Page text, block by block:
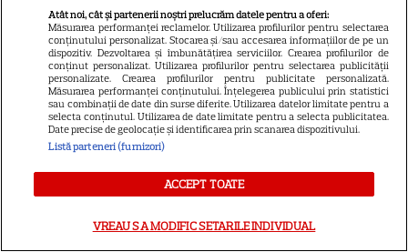
Abonamente
Publicitate
Termeni și condiții
Despre cookies
Politica de confidenţialitate
Atât noi, cât și partenerii noștri prelucrăm datele pentru a oferi:
Măsurarea performanței reclamelor. Utilizarea profilurilor pentru selectarea
conținutului personalizat. Stocarea și/sau accesarea informațiilor de pe un
dispozitiv. Dezvoltarea și îmbunătățirea serviciilor. Crearea profilurilor de
conținut personalizat. Utilizarea profilurilor pentru selectarea publicității
personalizate. Crearea profilurilor pentru publicitate personalizată.
Măsurarea performanței conținutului. Înțelegerea publicului prin statistici
sau combinații de date din surse diferite. Utilizarea datelor limitate pentru a
selecta conținutul. Utilizarea de date limitate pentru a selecta publicitatea.
Date precise de geolocație și identificarea prin scanarea dispozitivului.
Listă parteneri (furnizori)
ACCEPT TOATE
VREAU SA MODIFIC SETARILE INDIVIDUAL